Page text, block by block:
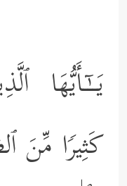
یَــٰۤـأَیُّهَا
كَثِیرࣰا مِّنَ